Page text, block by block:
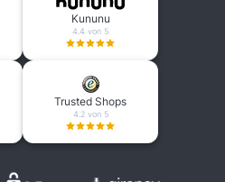
Kununu
4.4 von 5
Trusted Shops
4.2 von 5